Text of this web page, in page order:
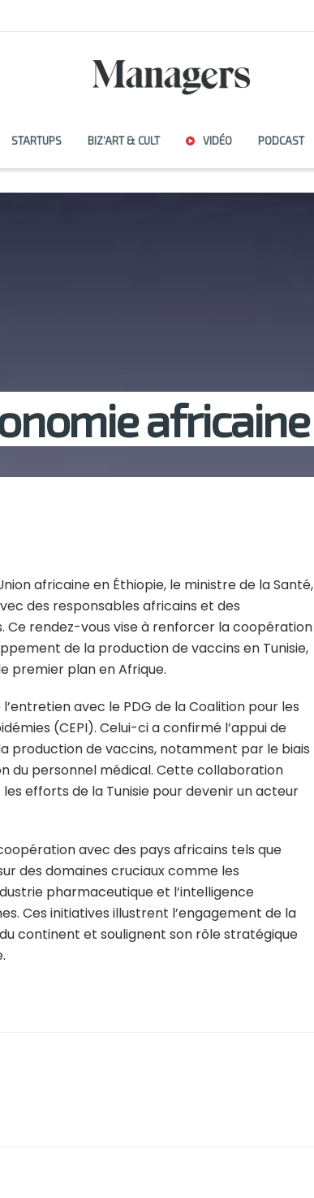
STARTUPS BIZ’ART & CULT VIDÉO PODCAST
africaine
africaine en Éthiopie, le ministre de la Santé,
des responsables africains et des
Ce rendez-vous vise à renforcer la coopération
de la production de vaccins en Tunisie,
premier plan en Afrique.
avec le PDG de la Coalition pour les
(CEPI). Celui-ci a confirmé l’appui de
production de vaccins, notamment par le biais
du personnel médical. Cette collaboration
efforts de la Tunisie pour devenir un acteur
avec des pays africains tels que
des domaines cruciaux comme les
pharmaceutique et l’intelligence
Ces initiatives illustrent l’engagement de la
continent et soulignent son rôle stratégique